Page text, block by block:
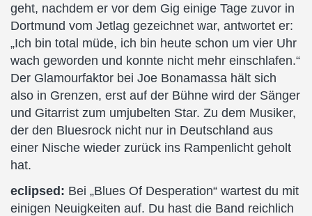
geht, nachdem er vor dem Gig einige Tage zuvor in
Dortmund vom Jetlag gezeichnet war, antwortet er:
„Ich bin total müde, ich bin heute schon um vier Uhr
wach geworden und konnte nicht mehr einschlafen.“
Der Glamourfaktor bei Joe Bonamassa hält sich
also in Grenzen, erst auf der Bühne wird der Sänger
und Gitarrist zum umjubelten Star. Zu dem Musiker,
der den Bluesrock nicht nur in Deutschland aus
einer Nische wieder zurück ins Rampenlicht geholt
hat.
eclipsed: Bei „Blues Of Desperation“ wartest du mit
einigen Neuigkeiten auf. Du hast die Band reichlich